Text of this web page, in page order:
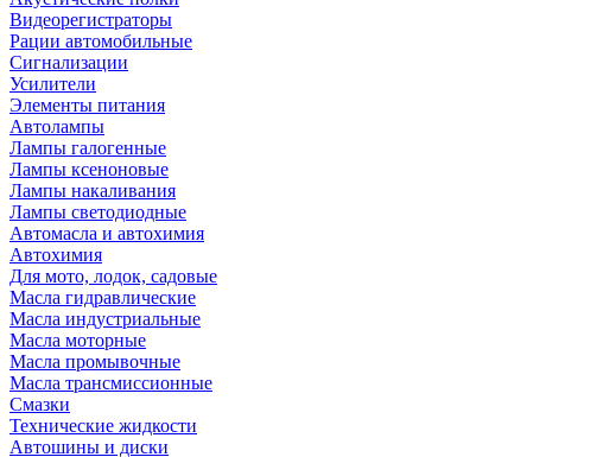
Видеорегистраторы
Рации автомобильные
Сигнализации
Усилители
Элементы питания
Автолампы
Лампы галогенные
Лампы ксеноновые
Лампы накаливания
Лампы светодиодные
Автомасла и автохимия
Автохимия
Для мото, лодок, садовые
Масла гидравлические
Масла индустриальные
Масла моторные
Масла промывочные
Масла трансмиссионные
Смазки
Технические жидкости
Автошины и диски